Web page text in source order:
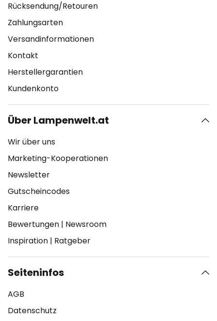
Rücksendung/Retouren
Zahlungsarten
Versandinformationen
Kontakt
Herstellergarantien
Kundenkonto
Über Lampenwelt.at
Wir über uns
Marketing-Kooperationen
Newsletter
Gutscheincodes
Karriere
Bewertungen | Newsroom
Inspiration | Ratgeber
Seiteninfos
AGB
Datenschutz